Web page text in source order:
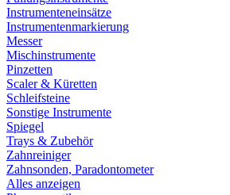
Instrumenteneinsätze
Instrumentenmarkierung
Messer
Mischinstrumente
Pinzetten
Scaler & Küretten
Schleifsteine
Sonstige Instrumente
Spiegel
Trays & Zubehör
Zahnreiniger
Zahnsonden, Paradontometer
Alles anzeigen